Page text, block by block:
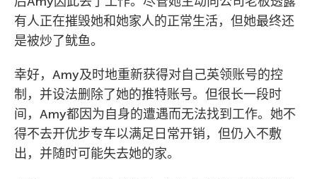
有人正在摧毁她和她家人的正常生活，但她最终还
是被炒了鱿鱼。
幸好，Amy及时地重新获得对自己英领账号的控
制，并设法删除了她的推特账号。但很长一段时
间，Amy都因为自身的遭遇而无法找到工作。她不
得不去开优步专车以满足日常开销，但仍入不敷
出，并随时可能失去她的家。